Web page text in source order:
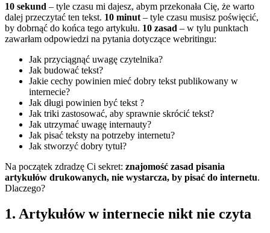
10 sekund – tyle czasu mi dajesz, abym przekonała Cię, że warto
dalej przeczytać ten tekst. 10 minut – tyle czasu musisz poświęcić,
by dobrnąć do końca tego artykułu. 10 zasad – w tylu punktach
zawarłam odpowiedzi na pytania dotyczące webritingu:
Jak przyciągnąć uwagę czytelnika?
Jak budować tekst?
Jakie cechy powinien mieć dobry tekst publikowany w
internecie?
Jak długi powinien być tekst ?
Jak triki zastosować, aby sprawnie skrócić tekst?
Jak utrzymać uwagę internauty?
Jak pisać teksty na potrzeby internetu?
Jak stworzyć dobry tytuł?
Na początek zdradzę Ci sekret: znajomość zasad pisania
artykułów drukowanych, nie wystarcza, by pisać do internetu.
Dlaczego?
1. Artykułów w internecie nikt nie czyta